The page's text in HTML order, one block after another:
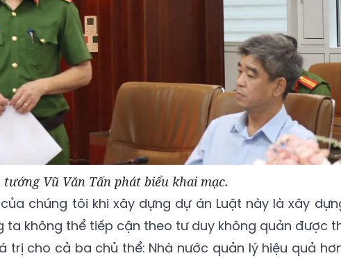
tướng Vũ Văn Tấn phát biểu khai mạc.
chúng tôi khi xây dựng dự án Luật này là xây
ta không thể tiếp cận theo tư duy không quản được
trị cho cả ba chủ thể: Nhà nước quản lý hiệu quả